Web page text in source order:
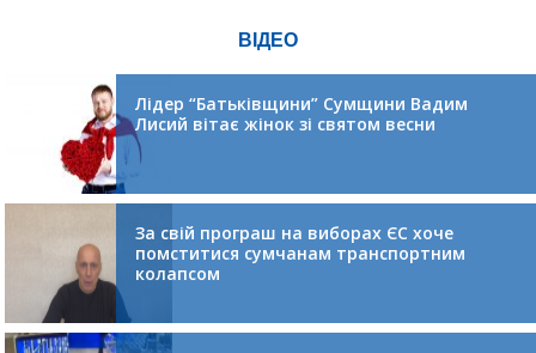
ВІДЕО
Лідер “Батьківщини” Сумщини Вадим
Лисий вітає жінок зі святом весни
За свій програш на виборах ЄС хоче
помститися сумчанам транспортним
колапсом